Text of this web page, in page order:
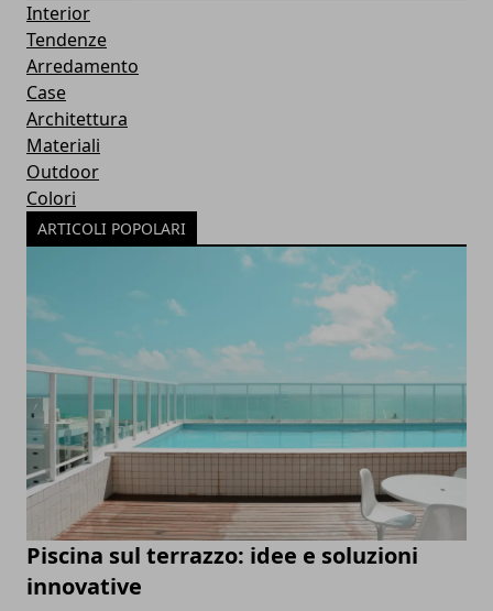
Interior
Tendenze
Arredamento
Case
Architettura
Materiali
Outdoor
Colori
ARTICOLI POPOLARI
Piscina sul terrazzo: idee e soluzioni
innovative